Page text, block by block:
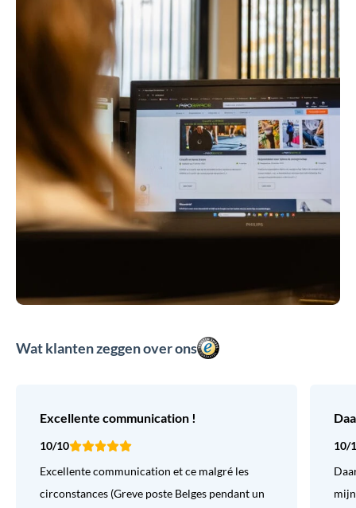
Wat klanten zeggen over ons
Excellente communication !
10/10
Excellente communication et ce malgré les
circonstances (Greve poste Belges pendant un
10/